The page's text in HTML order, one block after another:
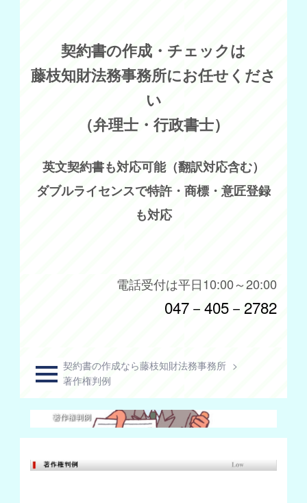
契約書の作成・チェックは
藤枝知財法務事務所にお任せくださ
い
（弁理士・行政書士）
英文契約書も対応可能（翻訳対応含む）
ダブルライセンスで特許・商標・意匠登録
も対応
電話受付は平日10:00～20:00
047－405－2782
契約書の作成なら藤枝知財法務事務所 >
著作権判例